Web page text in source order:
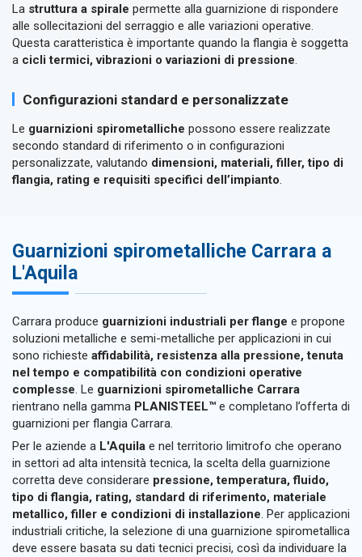
La struttura a spirale permette alla guarnizione di rispondere
alle sollecitazioni del serraggio e alle variazioni operative.
Questa caratteristica è importante quando la flangia è soggetta
a cicli termici, vibrazioni o variazioni di pressione.
Configurazioni standard e personalizzate
Le guarnizioni spirometalliche possono essere realizzate
secondo standard di riferimento o in configurazioni
personalizzate, valutando dimensioni, materiali, filler, tipo di
flangia, rating e requisiti specifici dell’impianto.
Guarnizioni spirometalliche Carrara a
L'Aquila
Carrara produce guarnizioni industriali per flange e propone
soluzioni metalliche e semi-metalliche per applicazioni in cui
sono richieste affidabilità, resistenza alla pressione, tenuta
nel tempo e compatibilità con condizioni operative
complesse . Le guarnizioni spirometalliche Carrara
rientrano nella gamma PLANISTEEL™ e completano l’offerta di
guarnizioni per flangia Carrara.
Per le aziende a L'Aquila e nel territorio limitrofo che operano
in settori ad alta intensità tecnica, la scelta della guarnizione
corretta deve considerare pressione, temperatura, fluido,
tipo di flangia, rating, standard di riferimento, materiale
metallico, filler e condizioni di installazione. Per applicazioni
industriali critiche, la selezione di una guarnizione spirometallica
deve essere basata su dati tecnici precisi, così da individuare la